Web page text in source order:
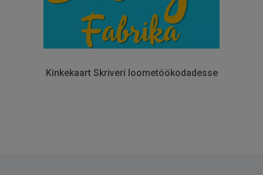
Kinkekaart Skriveri loometöökodadesse